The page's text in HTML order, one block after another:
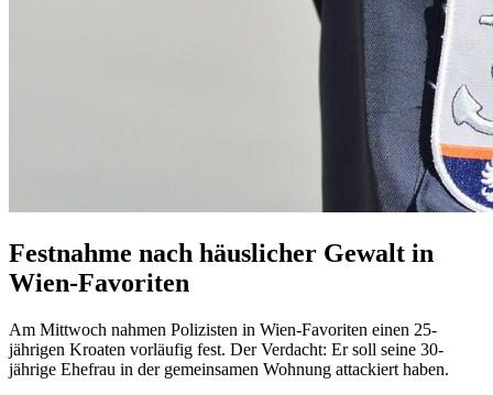
Festnahme nach häuslicher Gewalt in
Wien-Favoriten
Am Mittwoch nahmen Polizisten in Wien-Favoriten einen 25-
jährigen Kroaten vorläufig fest. Der Verdacht: Er soll seine 30-
jährige Ehefrau in der gemeinsamen Wohnung attackiert haben.